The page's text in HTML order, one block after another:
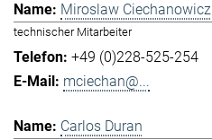
Miroslaw Ciechanowicz
technischer Mitarbeiter
+49 (0)228-525-254
mciechan@...
Carlos Duran